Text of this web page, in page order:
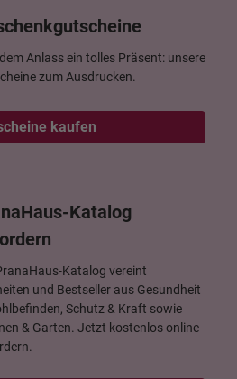
Anlass ein tolles Präsent: unsere
zum Ausdrucken.
kaufen
Katalog
Katalog vereint
und Bestseller aus Gesundheit
Schutz & Kraft sowie
& Garten. Jetzt kostenlos online